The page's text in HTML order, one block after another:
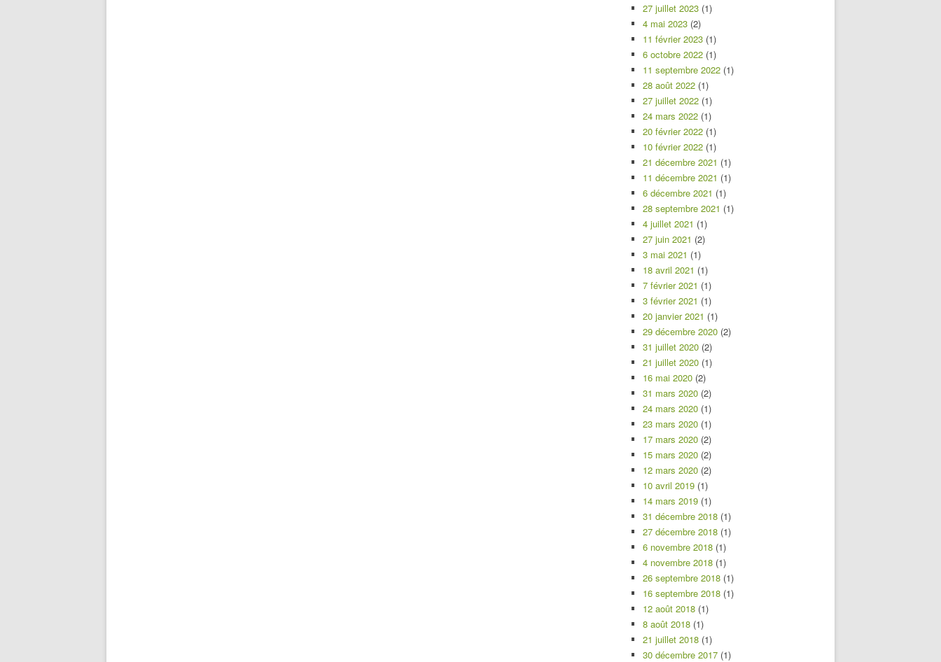
27 juillet 2023 (1)
4 mai 2023 (2)
11 février 2023 (1)
6 octobre 2022 (1)
11 septembre 2022 (1)
28 août 2022 (1)
27 juillet 2022 (1)
24 mars 2022 (1)
20 février 2022 (1)
10 février 2022 (1)
21 décembre 2021 (1)
11 décembre 2021 (1)
6 décembre 2021 (1)
28 septembre 2021 (1)
4 juillet 2021 (1)
27 juin 2021 (2)
3 mai 2021 (1)
18 avril 2021 (1)
7 février 2021 (1)
3 février 2021 (1)
20 janvier 2021 (1)
29 décembre 2020 (2)
31 juillet 2020 (2)
21 juillet 2020 (1)
16 mai 2020 (2)
31 mars 2020 (2)
24 mars 2020 (1)
23 mars 2020 (1)
17 mars 2020 (2)
15 mars 2020 (2)
12 mars 2020 (2)
10 avril 2019 (1)
14 mars 2019 (1)
31 décembre 2018 (1)
27 décembre 2018 (1)
6 novembre 2018 (1)
4 novembre 2018 (1)
26 septembre 2018 (1)
16 septembre 2018 (1)
12 août 2018 (1)
8 août 2018 (1)
21 juillet 2018 (1)
30 décembre 2017 (1)